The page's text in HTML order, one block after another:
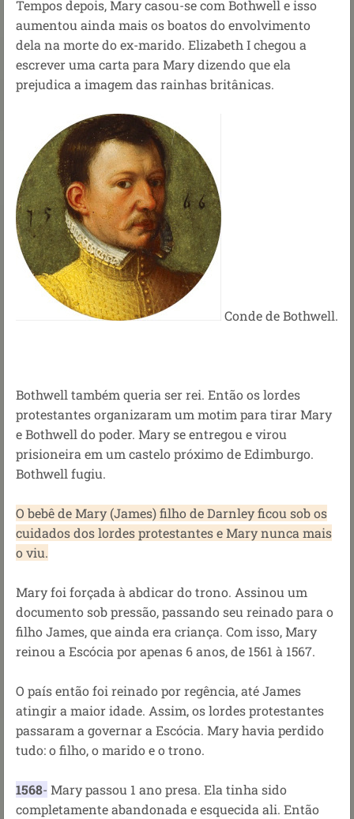
Tempos depois, Mary casou-se com Bothwell e isso
aumentou ainda mais os boatos do envolvimento
dela na morte do ex-marido. Elizabeth I chegou a
escrever uma carta para Mary dizendo que ela
prejudica a imagem das rainhas britânicas.
Conde de Bothwell.
Bothwell também queria ser rei. Então os lordes
protestantes organizaram um motim para tirar Mary
e Bothwell do poder. Mary se entregou e virou
prisioneira em um castelo próximo de Edimburgo.
Bothwell fugiu.
O bebê de Mary (James) filho de Darnley ficou sob os
cuidados dos lordes protestantes e Mary nunca mais
o viu.
Mary foi forçada à abdicar do trono. Assinou um
documento sob pressão, passando seu reinado para o
filho James, que ainda era criança. Com isso, Mary
reinou a Escócia por apenas 6 anos, de 1561 à 1567.
O país então foi reinado por regência, até James
atingir a maior idade. Assim, os lordes protestantes
passaram a governar a Escócia. Mary havia perdido
tudo: o filho, o marido e o trono.
1568- Mary passou 1 ano presa. Ela tinha sido
completamente abandonada e esquecida ali. Então